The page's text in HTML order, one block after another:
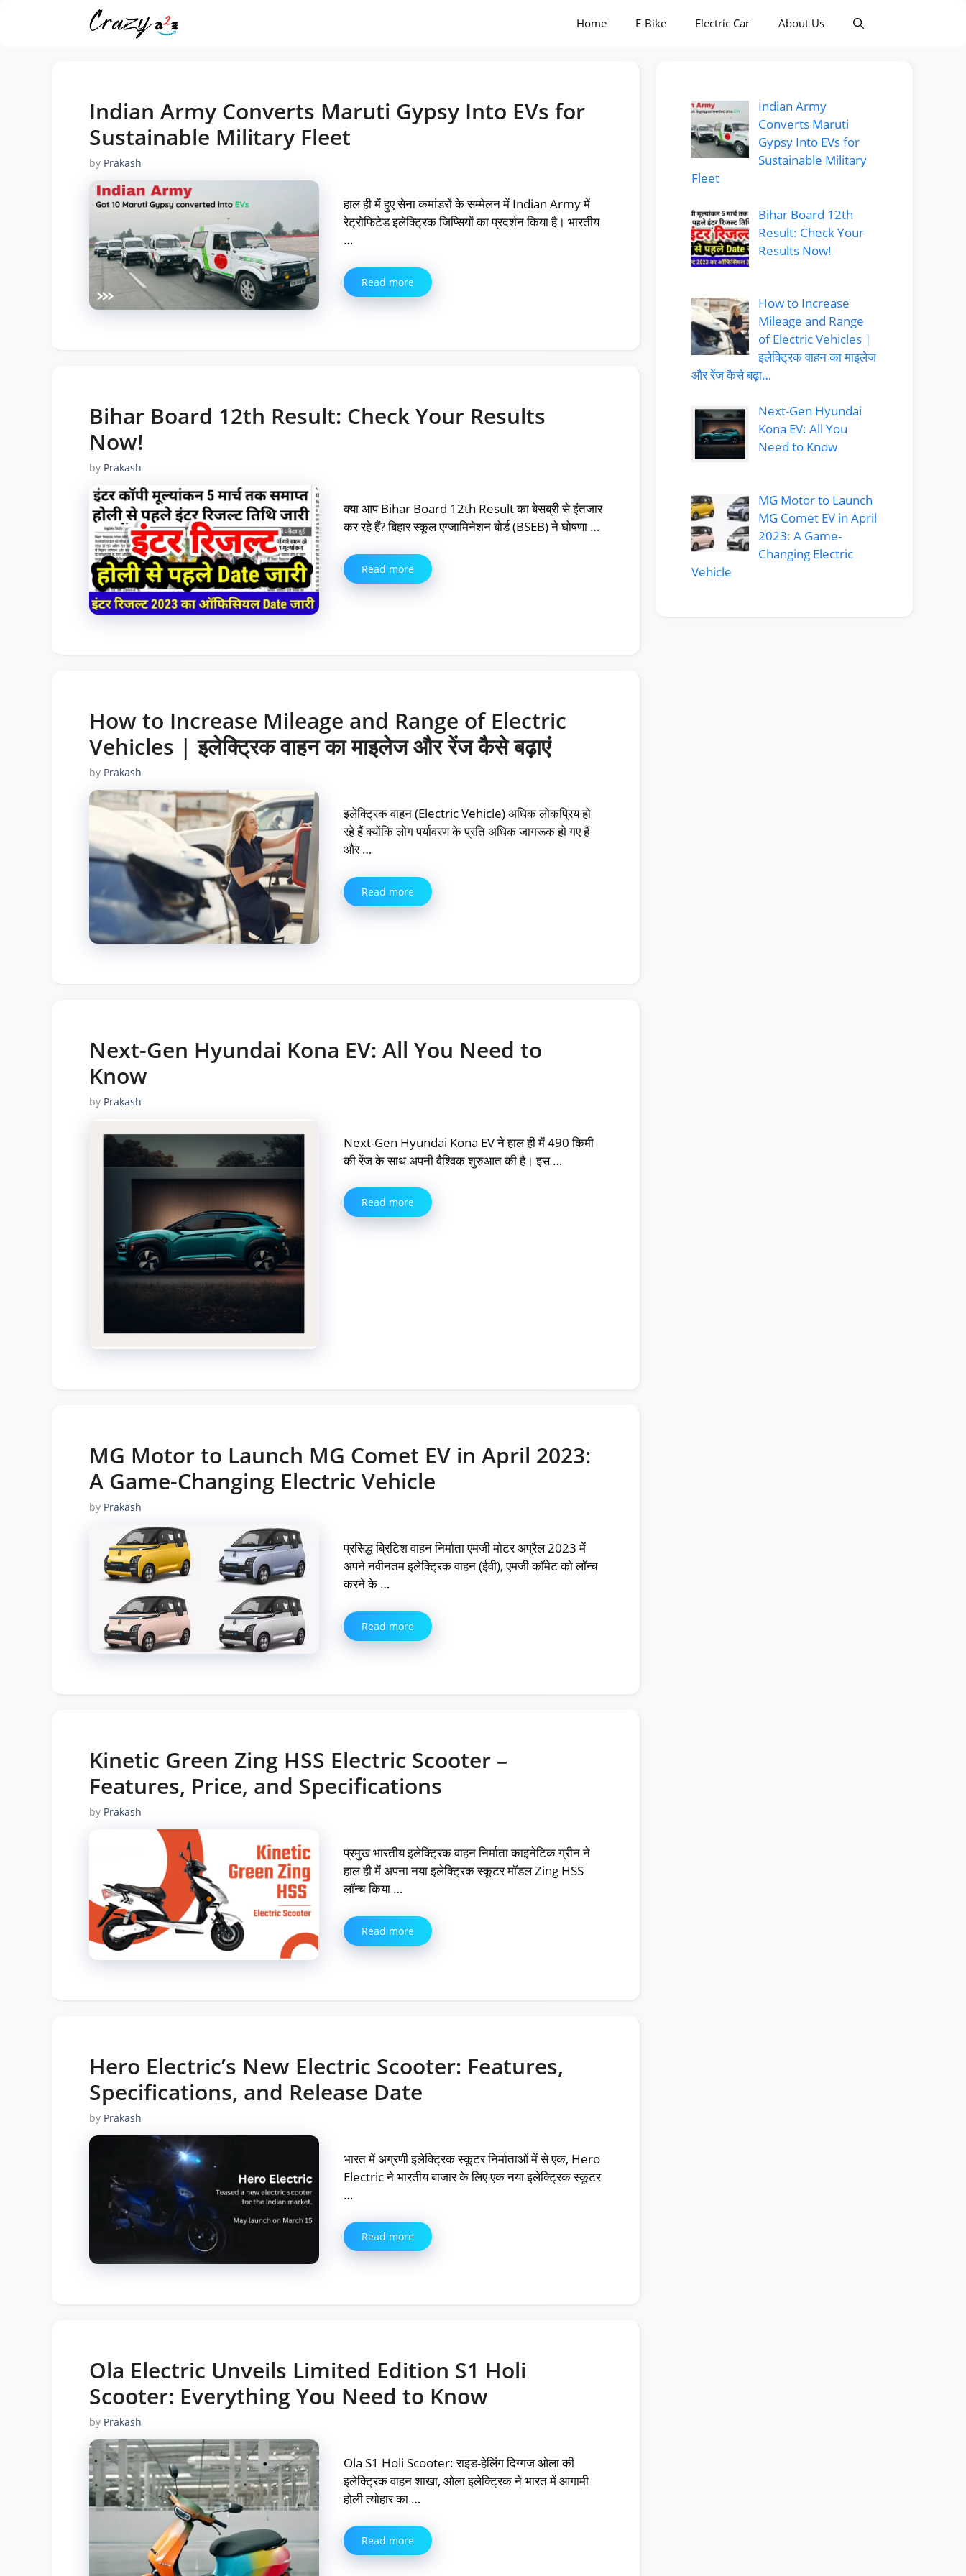
Home E-Bike Electric Car About Us
Indian Army Converts Maruti Gypsy Into EVs for
Sustainable Military Fleet
by Prakash
हाल ही में हुए सेना कमांडरों के सम्मेलन में Indian Army में
रेट्रोफिटेड इलेक्ट्रिक जिप्सियों का प्रदर्शन किया है। भारतीय
…
Read more
Bihar Board 12th Result: Check Your Results
Now!
by Prakash
क्या आप Bihar Board 12th Result का बेसब्री से इंतजार
कर रहे हैं? बिहार स्कूल एग्जामिनेशन बोर्ड (BSEB) ने घोषणा …
Read more
How to Increase Mileage and Range of Electric
Vehicles | इलेक्ट्रिक वाहन का माइलेज और रेंज कैसे बढ़ाएं
by Prakash
इलेक्ट्रिक वाहन (Electric Vehicle) अधिक लोकप्रिय हो
रहे हैं क्योंकि लोग पर्यावरण के प्रति अधिक जागरूक हो गए हैं
और …
Read more
Next-Gen Hyundai Kona EV: All You Need to
Know
by Prakash
Next-Gen Hyundai Kona EV ने हाल ही में 490 किमी
की रेंज के साथ अपनी वैश्विक शुरुआत की है। इस …
Read more
MG Motor to Launch MG Comet EV in April 2023:
A Game-Changing Electric Vehicle
by Prakash
प्रसिद्ध ब्रिटिश वाहन निर्माता एमजी मोटर अप्रैल 2023 में
अपने नवीनतम इलेक्ट्रिक वाहन (ईवी), एमजी कॉमेट को लॉन्च
करने के …
Read more
Kinetic Green Zing HSS Electric Scooter –
Features, Price, and Specifications
by Prakash
प्रमुख भारतीय इलेक्ट्रिक वाहन निर्माता काइनेटिक ग्रीन ने
हाल ही में अपना नया इलेक्ट्रिक स्कूटर मॉडल Zing HSS
लॉन्च किया …
Read more
Hero Electric’s New Electric Scooter: Features,
Specifications, and Release Date
by Prakash
भारत में अग्रणी इलेक्ट्रिक स्कूटर निर्माताओं में से एक, Hero
Electric ने भारतीय बाजार के लिए एक नया इलेक्ट्रिक स्कूटर
…
Read more
Ola Electric Unveils Limited Edition S1 Holi
Scooter: Everything You Need to Know
by Prakash
Ola S1 Holi Scooter: राइड-हेलिंग दिग्गज ओला की
इलेक्ट्रिक वाहन शाखा, ओला इलेक्ट्रिक ने भारत में आगामी
होली त्योहार का …
Read more
Indian Army
Converts Maruti
Gypsy Into EVs for
Sustainable Military
Fleet
Bihar Board 12th
Result: Check Your
Results Now!
How to Increase
Mileage and Range
of Electric Vehicles |
इलेक्ट्रिक वाहन का माइलेज
और रेंज कैसे बढ़ा…
Next-Gen Hyundai
Kona EV: All You
Need to Know
MG Motor to Launch
MG Comet EV in April
2023: A Game-
Changing Electric
Vehicle